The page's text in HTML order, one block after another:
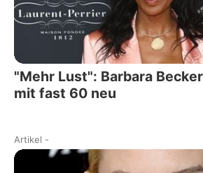
"Mehr Lust": Barbara
mit fast 60 neu
Artikel -